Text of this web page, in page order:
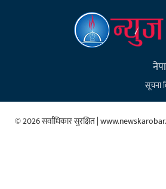
सूचना
© 2026 सर्वाधिकार सुरक्षित |